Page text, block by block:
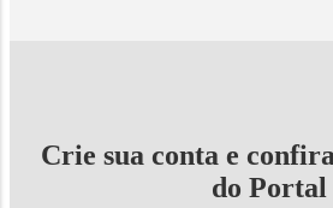
Crie sua conta e
do Portal